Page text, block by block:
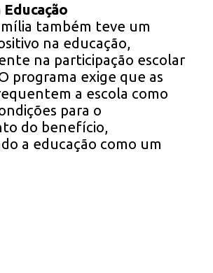
também teve um
na educação,
na participação escolar
programa exige que as
a escola como
para o
do benefício,
a educação como um